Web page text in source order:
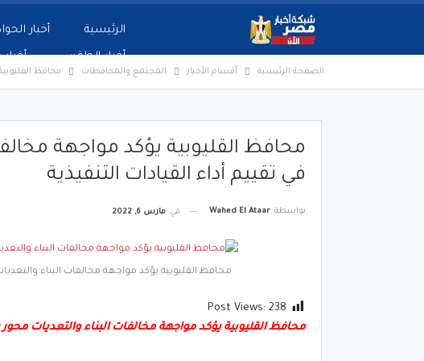
الرئيسية أخبار
أخبار الطقس
الصفحة الرئيسية أقسام الأخبار المجتمع والمحافظات محافظ
محافظ القليوبية يؤكد مواجهة
في تقييم أداء القيادات التنفيذية
بواسطة Wahed El Ataar في مارس 6, 2022
محافظ القليوبية يؤكد مواجهة مخالفات البناء
Post Views: 238
محافظ القليوبية يؤكد مواجهة مخالفات البناء والتعديات محور